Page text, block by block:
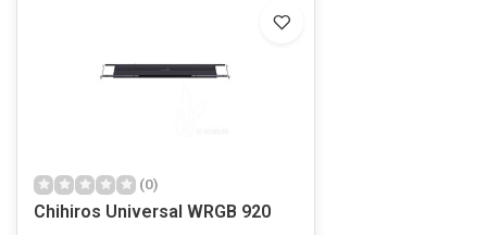
(0)
Chihiros Universal WRGB 920